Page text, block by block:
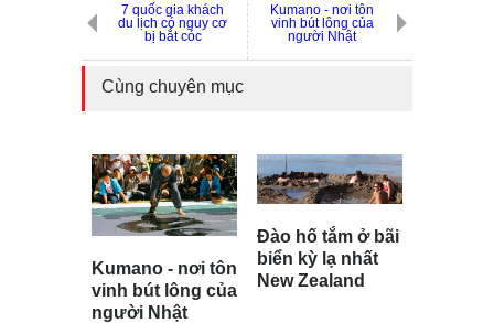
7 quốc gia khách
du lịch có nguy cơ
bị bắt cóc
Kumano - nơi tôn
vinh bút lông của
người Nhật
Cùng chuyên mục
Kumano - nơi tôn
vinh bút lông của
người Nhật
Đào hố tắm ở bãi
biển kỳ lạ nhất
New Zealand